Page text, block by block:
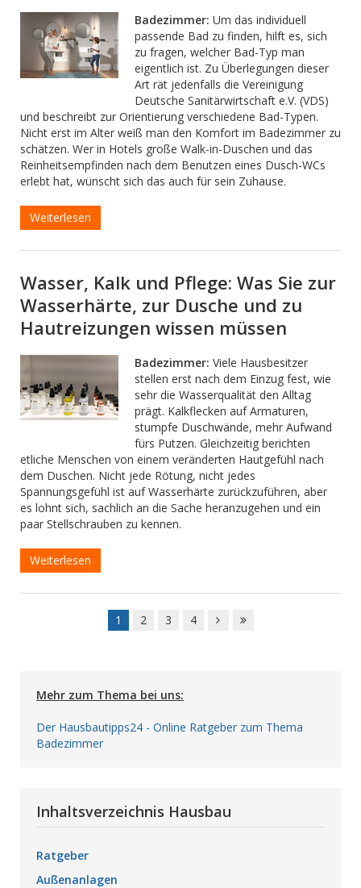
Badezimmer: Um das individuell
passende Bad zu finden, hilft es, sich
zu fragen, welcher Bad-Typ man
eigentlich ist. Zu Überlegungen dieser
Art rät jedenfalls die Vereinigung
Deutsche Sanitärwirtschaft e.V. (VDS)
und beschreibt zur Orientierung verschiedene Bad-Typen.
Nicht erst im Alter weiß man den Komfort im Badezimmer zu
schätzen. Wer in Hotels große Walk-in-Duschen und das
Reinheitsempfinden nach dem Benutzen eines Dusch-WCs
erlebt hat, wünscht sich das auch für sein Zuhause.
Weiterlesen
Wasser, Kalk und Pflege: Was Sie zur
Wasserhärte, zur Dusche und zu
Hautreizungen wissen müssen
Badezimmer: Viele Hausbesitzer
stellen erst nach dem Einzug fest, wie
sehr die Wasserqualität den Alltag
prägt. Kalkflecken auf Armaturen,
stumpfe Duschwände, mehr Aufwand
fürs Putzen. Gleichzeitig berichten
etliche Menschen von einem veränderten Hautgefühl nach
dem Duschen. Nicht jede Rötung, nicht jedes
Spannungsgefühl ist auf Wasserhärte zurückzuführen, aber
es lohnt sich, sachlich an die Sache heranzugehen und ein
paar Stellschrauben zu kennen.
Weiterlesen
1 2 3 4
Mehr zum Thema bei uns:
Der Hausbautipps24 - Online Ratgeber zum Thema
Badezimmer
Inhaltsverzeichnis Hausbau
Ratgeber
Außenanlagen